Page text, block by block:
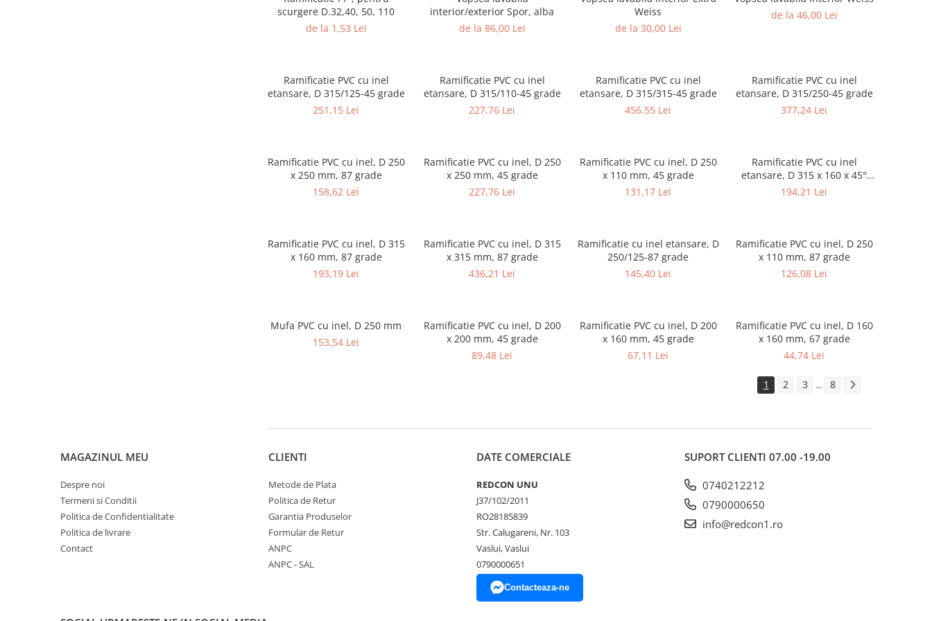
Elemente gard
Mobilier modular
Pas Japonez
Produse auxiliare
scurgere D.32,40, 50, 110
de la 1,53 Lei
interior/exterior Spor, alba
de la 86,00 Lei
Weiss
de la 30,00 Lei
de la 46,00 Lei
Ramificatie PVC cu inel
etansare, D 315/125-45 grade
251,15 Lei
Ramificatie PVC cu inel
etansare, D 315/110-45 grade
227,76 Lei
Ramificatie PVC cu inel
etansare, D 315/315-45 grade
456,55 Lei
Ramificatie PVC cu inel
etansare, D 315/250-45 grade
377,24 Lei
Ramificatie PVC cu inel, D 250
x 250 mm, 87 grade
158,62 Lei
Ramificatie PVC cu inel, D 250
x 250 mm, 45 grade
227,76 Lei
Ramificatie PVC cu inel, D 250
x 110 mm, 45 grade
131,17 Lei
Ramificatie PVC cu inel
etansare, D 315 x 160 x 45°
grade
194,21 Lei
Ramificatie PVC cu inel, D 315
x 160 mm, 87 grade
193,19 Lei
Ramificatie PVC cu inel, D 315
x 315 mm, 87 grade
436,21 Lei
Ramificatie cu inel etansare, D
250/125-87 grade
145,40 Lei
Ramificatie PVC cu inel, D 250
x 110 mm, 87 grade
126,08 Lei
Mufa PVC cu inel, D 250 mm
153,54 Lei
Ramificatie PVC cu inel, D 200
x 200 mm, 45 grade
89,48 Lei
Ramificatie PVC cu inel, D 200
x 160 mm, 45 grade
67,11 Lei
Ramificatie PVC cu inel, D 160
x 160 mm, 67 grade
44,74 Lei
1 2 3 ... 8
MAGAZINUL MEU
Despre noi
Termeni si Conditii
Politica de Confidentialitate
Politica de livrare
Contact
CLIENTI
Metode de Plata
Politica de Retur
Garantia Produselor
Formular de Retur
ANPC
ANPC - SAL
DATE COMERCIALE
REDCON UNU
J37/102/2011
RO28185839
Str. Calugareni, Nr. 103
Vaslui, Vaslui
0790000651
Contacteaza-ne
SUPORT CLIENTI 07.00 -19.00
0740212212
0790000650
info@redcon1.ro